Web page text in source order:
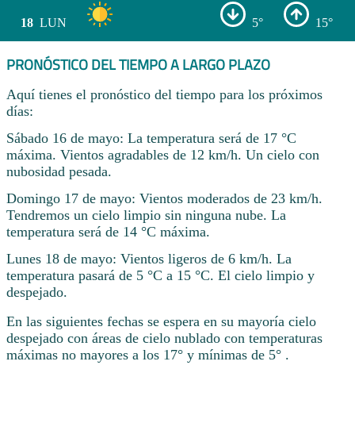
18 LUN 5° 15°
PRONÓSTICO DEL TIEMPO A LARGO PLAZO
Aquí tienes el pronóstico del tiempo para los próximos
días:
Sábado 16 de mayo: La temperatura será de 17 °C
máxima. Vientos agradables de 12 km/h. Un cielo con
nubosidad pesada.
Domingo 17 de mayo: Vientos moderados de 23 km/h.
Tendremos un cielo limpio sin ninguna nube. La
temperatura será de 14 °C máxima.
Lunes 18 de mayo: Vientos ligeros de 6 km/h. La
temperatura pasará de 5 °C a 15 °C. El cielo limpio y
despejado.
En las siguientes fechas se espera en su mayoría cielo
despejado con áreas de cielo nublado con temperaturas
máximas no mayores a los 17° y mínimas de 5° .